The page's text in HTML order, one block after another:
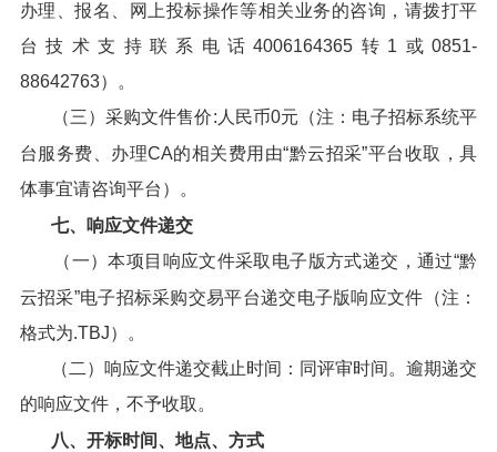
办理、报名、网上投标操作等相关业务的咨询，请拨打平
台技术支持联系电话4006164365转1或0851-
88642763）。
（三）采购文件售价:人民币0元（注：电子招标系统平
台服务费、办理CA的相关费用由“黔云招采”平台收取，具
体事宜请咨询平台）。
七、响应文件递交
（一）本项目响应文件采取电子版方式递交，通过“黔
云招采”电子招标采购交易平台递交电子版响应文件（注：
格式为.TBJ）。
（二）响应文件递交截止时间：同评审时间。逾期递交
的响应文件，不予收取。
八、开标时间、地点、方式